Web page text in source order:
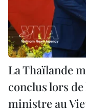
La Thaïlande
conclus lors
ministre au